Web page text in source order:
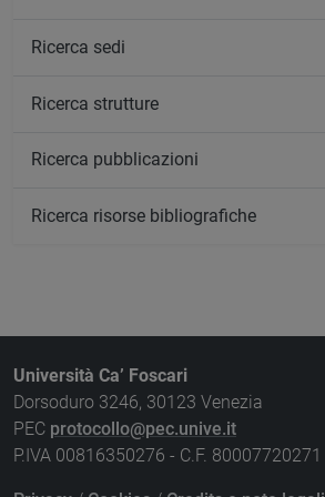
Ricerca sedi
Ricerca strutture
Ricerca pubblicazioni
Ricerca risorse bibliografiche
Università Ca’ Foscari
Dorsoduro 3246, 30123 Venezia
PEC protocollo@pec.unive.it
P.IVA 00816350276 - C.F. 80007720271